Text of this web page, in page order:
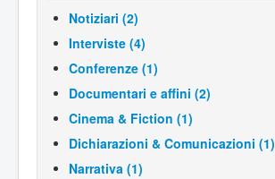
Notiziari (2)
Interviste (4)
Conferenze (1)
Documentari e affini (2)
Cinema & Fiction (1)
Dichiarazioni & Comunicazioni (1)
Narrativa (1)